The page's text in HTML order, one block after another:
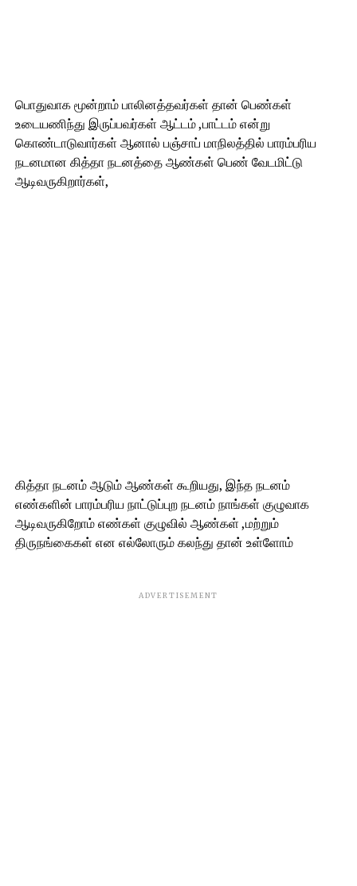
பொதுவாக மூன்றாம் பாலினத்தவர்கள் தான் பெண்கள்
உடையணிந்து இருப்பவர்கள் ஆட்டம் ,பாட்டம் என்று
கொண்டாடுவார்கள் ஆனால் பஞ்சாப் மாநிலத்தில் பாரம்பரிய
நடனமான கித்தா நடனத்தை ஆண்கள் பெண் வேடமிட்டு
ஆடிவருகிறார்கள்,
கித்தா நடனம் ஆடும் ஆண்கள் கூறியது, இந்த நடனம்
எண்களின் பாரம்பரிய நாட்டுப்புற நடனம் நாங்கள் குழுவாக
ஆடிவருகிறோம் எண்கள் குழுவில் ஆண்கள் ,மற்றும்
திருநங்கைகள் என எல்லோரும் கலந்து தான் உள்ளோம்
ADVERTISEMENT